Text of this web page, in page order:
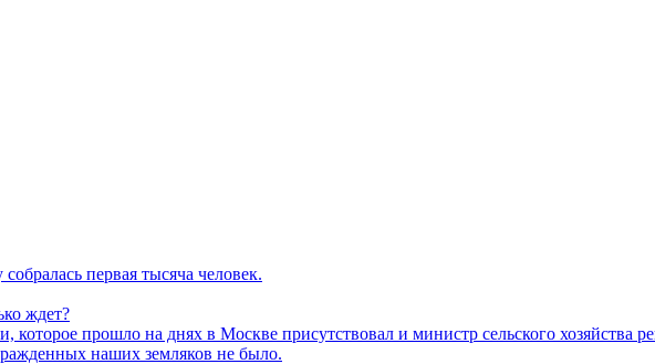
первая тысяча человек.
ждет?
прошло на днях в Москве присутствовал и министр сельского хозяйства
наших земляков не было.